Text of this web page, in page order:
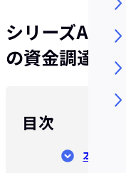
シリーズAラ
の資金調達を
目次
本資金